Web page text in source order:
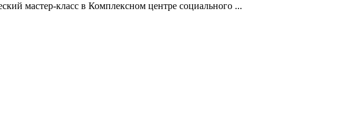
мастер-класс в Комплексном центре социального ...